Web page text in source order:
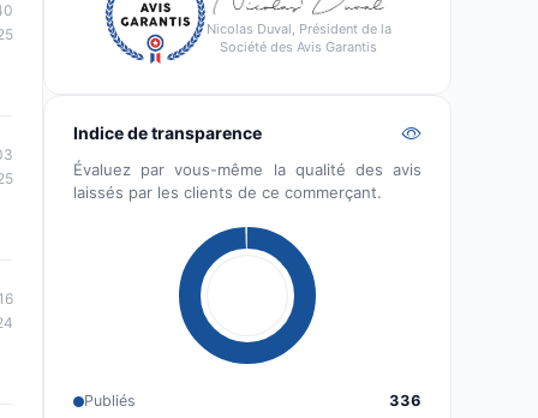
Nicolas Duval, Président de la
Société des Avis Garantis
Indice de transparence
Évaluez par vous-même la qualité des avis
laissés par les clients de ce commerçant.
Publiés
336